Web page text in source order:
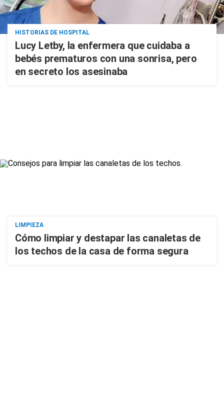
HISTORIAS DE HOSPITAL
Lucy Letby, la enfermera que cuidaba a
bebés prematuros con una sonrisa, pero
en secreto los asesinaba
LIMPIEZA
Cómo limpiar y destapar las canaletas de
los techos de la casa de forma segura